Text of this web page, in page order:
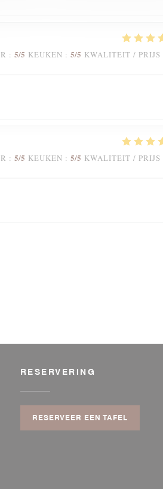
: 5/5 KEUKEN : 5/5 KWALITEIT / PRIJS
: 5/5 KEUKEN : 5/5 KWALITEIT / PRIJS
RESERVERING
RESERVEER EEN TAFEL